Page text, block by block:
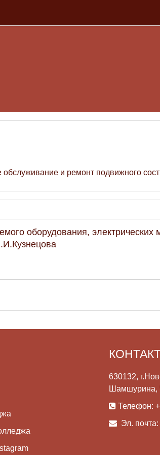
обслуживание и ремонт подвижного
оборудования,
630132,
Шамшурина,
Телефон:
Эл. почта: